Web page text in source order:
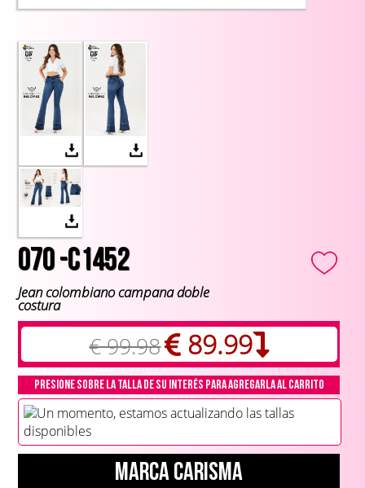
070 -C1452
Jean colombiano campana doble
costura
€ 99.98 89.99
Presione sobre la talla de su interés para agregarla al carrito
Un momento, estamos actualizando las tallas
disponibles
Marca CARISMA